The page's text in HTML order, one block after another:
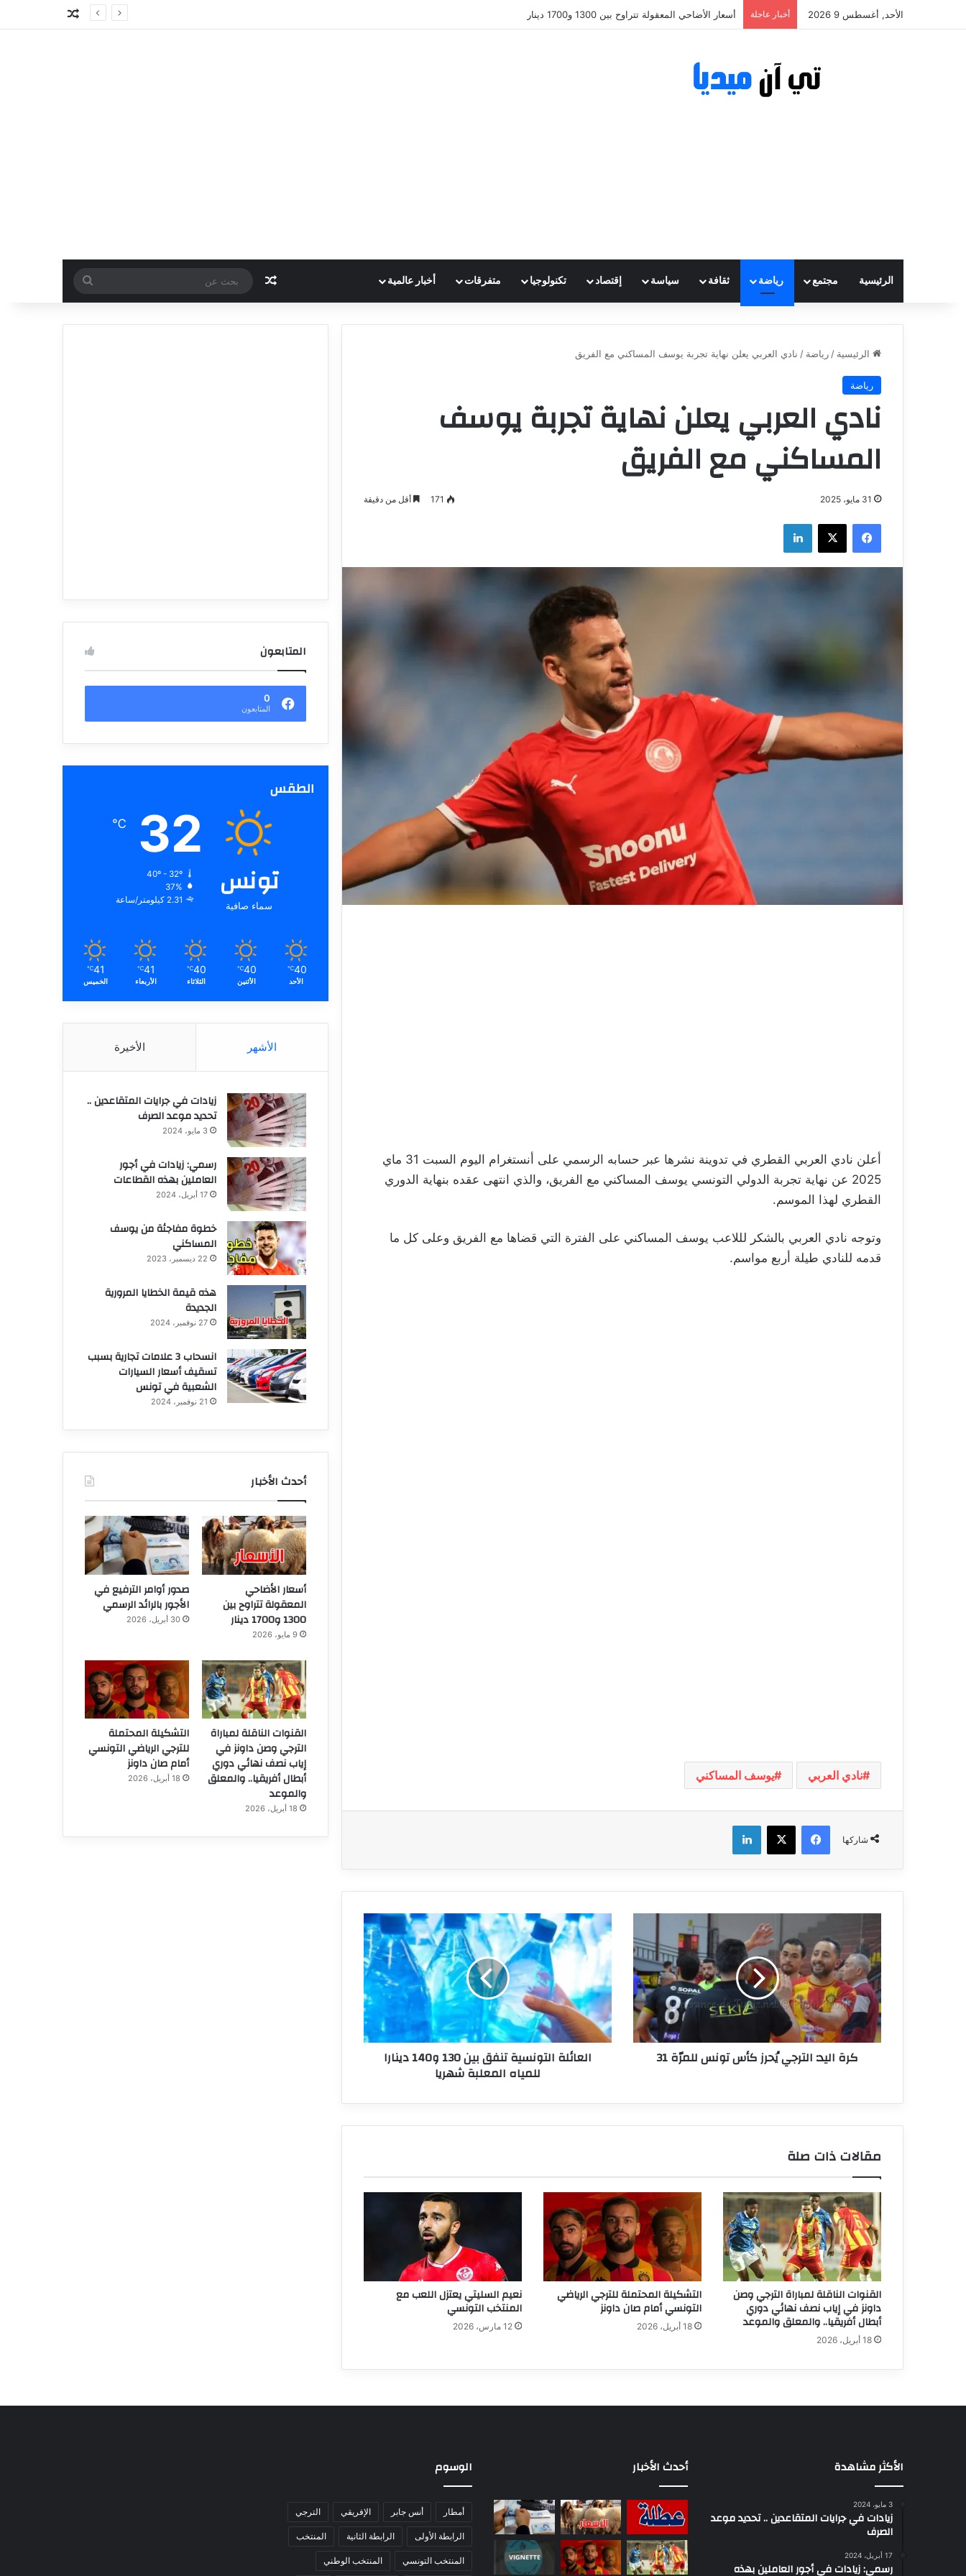
الأحد, أغسطس 9 2026 أخبار عاجلة أسعار الأضاحي المعقولة تتراوح بين 1300 و1700 دينار مقال عشوائي
الرئيسية مجتمع رياضة ثقافة سياسة إقتصاد تكنولوجيا متفرقات أخبار عالمية مقال عشوائي
بحث
عن
الرئيسية / رياضة / نادي العربي يعلن نهاية تجربة يوسف المساكني مع الفريق
رياضة
نادي العربي يعلن نهاية تجربة يوسف
المساكني مع الفريق
31 مايو، 2025 171 أقل من دقيقة
فيسبوك ‫X لينكدإن
أعلن نادي العربي القطري في تدوينة نشرها عبر حسابه الرسمي على أنستغرام اليوم السبت 31 ماي
2025 عن نهاية تجربة الدولي التونسي يوسف المساكني مع الفريق، والذي انتهى عقده بنهاية الدوري
القطري لهذا الموسم.
وتوجه نادي العربي بالشكر لللاعب يوسف المساكني على الفترة التي قضاها مع الفريق وعلى كل ما
قدمه للنادي طيلة أربع مواسم.
نادي العربي يوسف المساكني
شاركها
فيسبوك ‫X لينكدإن
اليد:
الترجي
يُحرز
كأس
تونس
للمرّة
31
كرة اليد: الترجي يُحرز كأس تونس للمرّة 31
العائلة
التونسية
تنفق
بين
130
و140
دينارا
للمياه
المعلبة
شهريا
العائلة التونسية تنفق بين 130 و140 دينارا
للمياه المعلبة شهريا
مقالات ذات صلة
القنوات الناقلة لمباراة الترجي وصن
داونز في إياب نصف نهائي دوري
أبطال أفريقيا.. والمعلق والموعد
18 أبريل، 2026
التشكيلة المحتملة للترجي الرياضي
التونسي أمام صان داونز
18 أبريل، 2026
نعيم السليتي يعتزل اللعب مع
المنتخب التونسي
12 مارس، 2026
المتابعون
0
المتابعون
الطقس
تونس
سماء صافية
32
℃
40º - 32º
37%
2.31 كيلومتر/ساعة
40
℃
الأحد
40
℃
الأثنين
40
℃
الثلاثاء
41
℃
الأربعاء
41
℃
الخميس
الأشهر الأخيرة
زيادات في جرايات المتقاعدين ..
تحديد موعد الصرف
3 مايو، 2024
رسمي: زيادات في أجور
العاملين بهذه القطاعات
17 أبريل، 2024
خطوة مفاجئة من يوسف
المساكني
22 ديسمبر، 2023
هذه قيمة الخطايا المرورية
الجديدة
27 نوفمبر، 2024
انسحاب 3 علامات تجارية بسبب
تسقيف أسعار السيارات
الشعبية في تونس
21 نوفمبر، 2024
أحدث الأخبار
أسعار الأضاحي
المعقولة تتراوح بين
1300 و1700 دينار
9 مايو، 2026
صدور أوامر الترفيع في
الأجور بالرائد الرسمي
30 أبريل، 2026
القنوات الناقلة لمباراة
الترجي وصن داونز في
إياب نصف نهائي دوري
أبطال أفريقيا.. والمعلق
والموعد
18 أبريل، 2026
التشكيلة المحتملة
للترجي الرياضي التونسي
أمام صان داونز
18 أبريل، 2026
الأكثر مشاهدة
3 مايو، 2024
زيادات في جرايات المتقاعدين .. تحديد موعد
الصرف
17 أبريل، 2024
رسمي: زيادات في أجور العاملين بهذه
أحدث الأخبار الوسوم
أمطار أنس جابر الإفريقي الترجي
الرابطة الأولى الرابطة الثانية المنتخب
المنتخب التونسي المنتخب الوطني